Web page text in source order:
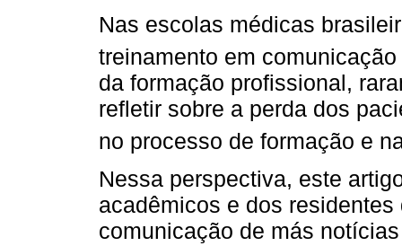
Nas escolas médicas
treinamento em
da formação profissional,
refletir sobre a perda dos
no processo de formação e
Nessa perspectiva, este
acadêmicos e dos
comunicação de más